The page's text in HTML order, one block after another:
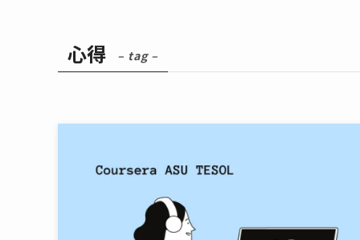
心得 – tag –